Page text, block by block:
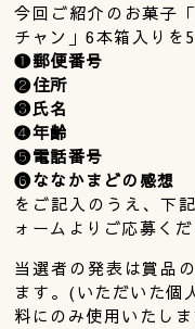
今回ご紹介のお菓子
チャン」6本箱入りを
❶郵便番号
❷住所
❸氏名
❹年齢
❺電話番号
❻ななかまどの感想
をご記入のうえ、下
ォームよりご応募くだ
当選者の発表は賞品
ます。(いただいた個
料にのみ使用いたし